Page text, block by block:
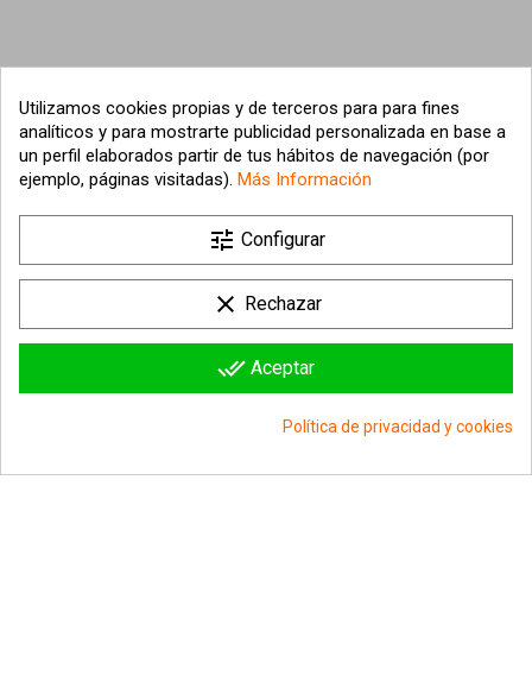
Información sobre la tienda 
Utilizamos cookies propias y de terceros para para fines
analíticos y para mostrarte publicidad personalizada en base a
un perfil elaborados partir de tus hábitos de navegación (por
ejemplo, páginas visitadas). Más Información
tune Configurar
clear Rechazar
done_all Aceptar
Política de privacidad y cookies